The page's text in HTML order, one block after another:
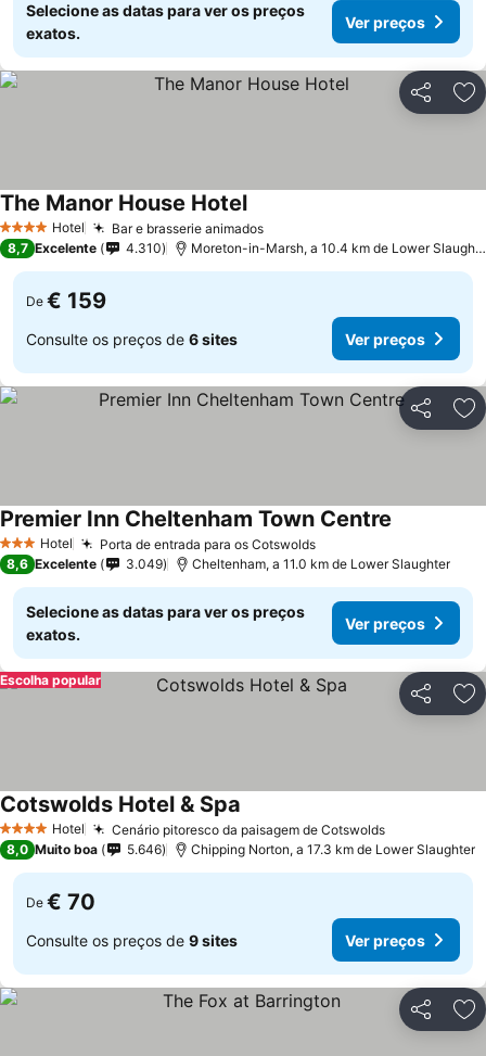
Selecione as datas para ver os preços
exatos.
Ver preços
Partilhar
4 EstrelasHotel Bar e brasserie animadosVer preços
The Manor House HotelVer preços
8,7 Excelente 4.310 Moreton-in-Marsh, a 10.4 km de Lower
De € 159
Consulte os preços de 6 sites Ver preços
Partilhar
3 EstrelasHotel Porta de entrada para os CotswoldsVer preços
Premier Inn Cheltenham Town Centre
8,6 Excelente 3.049 Cheltenham, a 11.0 km de Lower Slaughter
Selecione as datas para ver os preços
exatos.
Ver preços
Partilhar
Escolha popular
4 EstrelasHotel Cenário pitoresco da paisagem de CotswoldsVer preços
Cotswolds Hotel & Spa
8,0 Muito boa 5.646 Chipping Norton, a 17.3 km de Lower Slaughter
De € 70
Consulte os preços de 9 sites Ver preços
Partilhar